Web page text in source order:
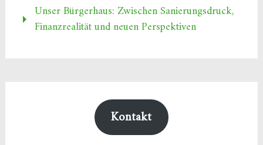
Unser Bürgerhaus: Zwischen Sanierungsdruck,
Finanzrealität und neuen Perspektiven
Kontakt